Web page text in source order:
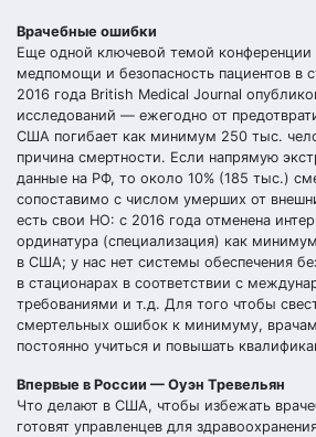
Врачебные ошибки
Еще одной ключевой темой конференции
медпомощи и безопасность пациентов в
2016 года British Medical Journal
исследований — ежегодно от
США погибает как минимум 250 тыс.
причина смертности. Если напрямую
данные на РФ, то около 10% (185 тыс.)
сопоставимо с числом умерших от
есть свои НО: с 2016 года отменена
ординатура (специализация) как
в США; у нас нет системы обеспечения
в стационарах в соответствии с
требованиями и т.д. Для того чтобы
смертельных ошибок к минимуму,
постоянно учиться и повышать
Впервые в России — Оуэн Тревельян
Что делают в США, чтобы избежать
готовят управленцев для